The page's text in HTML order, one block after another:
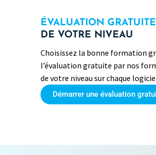
ÉVALUATION GRATUITE
DE VOTRE NIVEAU
Choisissez la bonne formation
l’évaluation gratuite par nos
de votre niveau sur chaque
Démarrer une évaluation